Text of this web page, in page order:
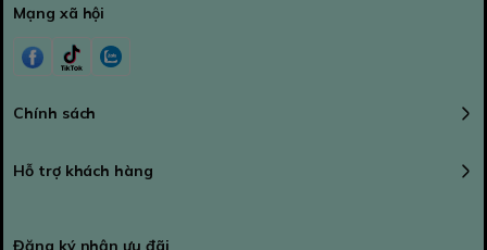
Mạng xã hội
Chính sách
Hỗ trợ khách hàng
Đăng ký nhận ưu đãi